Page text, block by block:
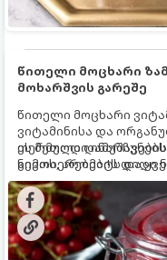
წითელი მოცხარი
მოხარშვის გარეშე
წითელი მოცხარი
ვიტამინისა და
თერმული
ნივთიერებების დიდი
კენკრის ზამთრისთვის
„ცოცხალი ჯემის“
ეს მეთოდი
გემოს, არომატს და